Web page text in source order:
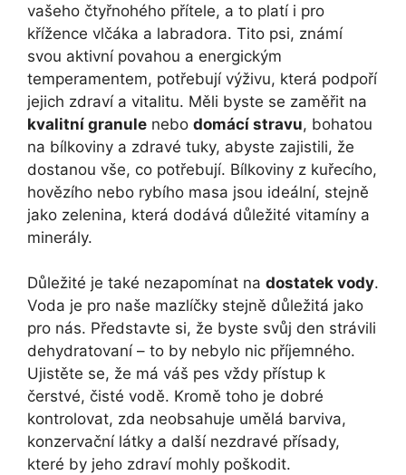
vašeho čtyřnohého přítele, a to platí i pro
křížence vlčáka a labradora. Tito psi, známí
svou aktivní povahou a energickým
temperamentem, potřebují výživu, která podpoří
jejich zdraví a vitalitu. Měli byste se zaměřit na
kvalitní granule nebo domácí stravu, bohatou
na bílkoviny a zdravé tuky, abyste zajistili, že
dostanou vše, co potřebují. Bílkoviny z kuřecího,
hovězího nebo rybího masa jsou ideální, stejně
jako zelenina, která dodává důležité vitamíny a
minerály.
Důležité je také nezapomínat na dostatek vody.
Voda je pro naše mazlíčky stejně důležitá jako
pro nás. Představte si, že byste svůj den strávili
dehydratovaní – to by nebylo nic příjemného.
Ujistěte se, že má váš pes vždy přístup k
čerstvé, čisté vodě. Kromě toho je dobré
kontrolovat, zda neobsahuje umělá barviva,
konzervační látky a další nezdravé přísady,
které by jeho zdraví mohly poškodit.